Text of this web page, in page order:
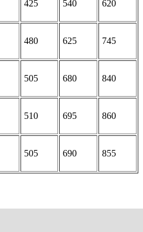
425 540 620
480 625 745
505 680 840
510 695 860
505 690 855